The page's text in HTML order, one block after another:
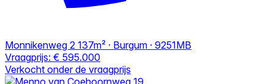
Monnikenweg 2 137m² · Burgum · 9251MB
Vraagprijs: € 595.000
Verkocht onder de vraagprijs